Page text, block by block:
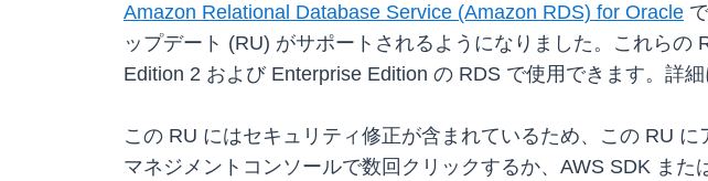
Amazon Relational Database Service (Amazon RDS) for Oracle
ップデート (RU) がサポートされるようになりました。これら
Edition 2 および Enterprise Edition の RDS で使用できます。詳細
この RU にはセキュリティ修正が含まれているため、この RU
マネジメントコンソールで数回クリックするか、AWS SDK ま